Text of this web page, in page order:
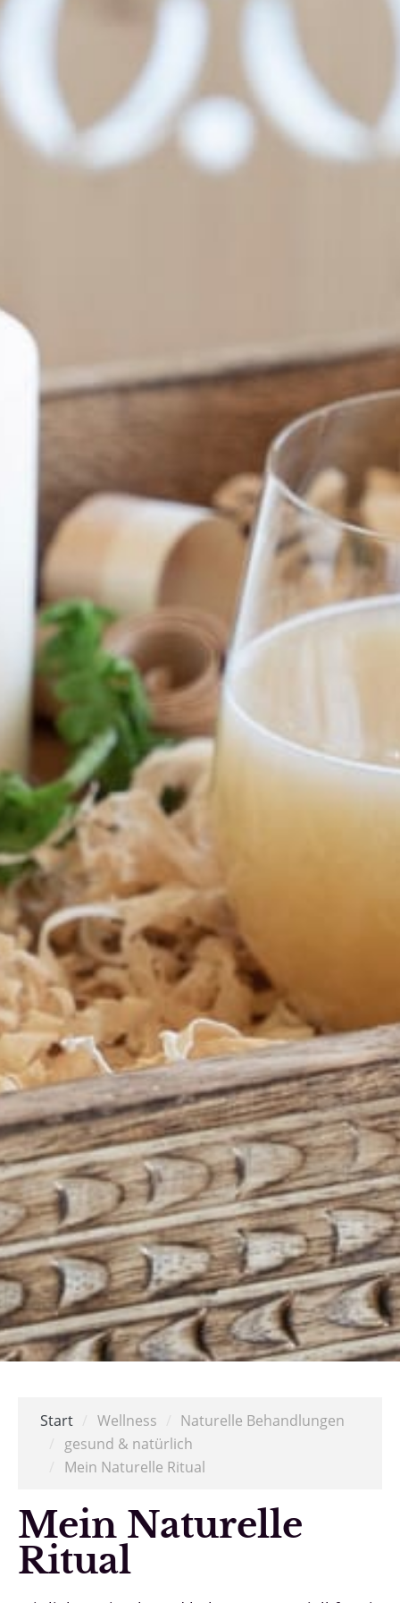
Start Wellness
Naturelle Behandlungen
gesund & natürlich
Mein Naturelle Ritual
Mein Naturelle
Ritual